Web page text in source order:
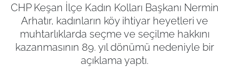
CHP Keşan İlçe Kadın Kolları Başkanı Nermin
Arhatır, kadınların köy ihtiyar heyetleri ve
muhtarlıklarda seçme ve seçilme hakkını
kazanmasının 89. yıl dönümü nedeniyle bir
açıklama yaptı.
GÜNDEM
EKONOMİ